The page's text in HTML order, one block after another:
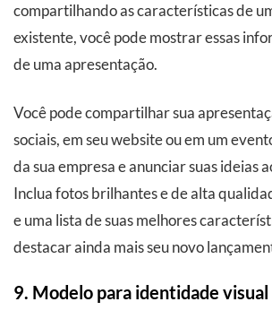
compartilhando as características de
existente, você pode mostrar essas
de uma apresentação.
Você pode compartilhar sua
sociais, em seu website ou em um
da sua empresa e anunciar suas ideias
Inclua fotos brilhantes e de alta
e uma lista de suas melhores
destacar ainda mais seu novo
9. Modelo para identidade visual